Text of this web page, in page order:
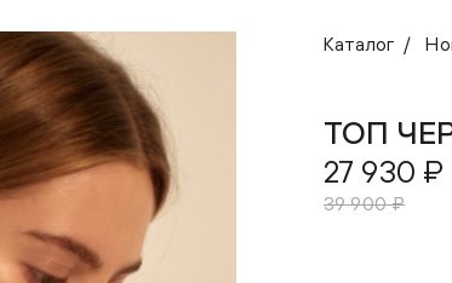
Каталог
ТОП
27 930 ₽
39 900 ₽